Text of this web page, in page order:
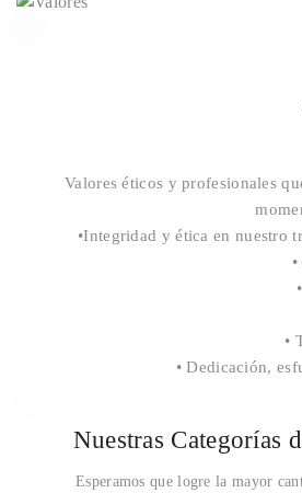
Valores éticos y profesionales
•Integridad y ética en nuestro
•
• Dedicación,
Nuestras Categorías
Esperamos que logre la mayor